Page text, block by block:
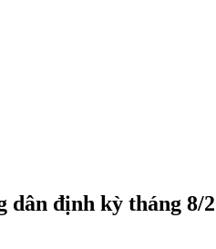
định kỳ tháng 8/